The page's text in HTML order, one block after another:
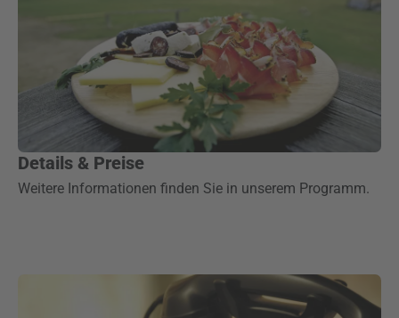
Details & Preise
Weitere Informationen finden Sie in unserem Programm.